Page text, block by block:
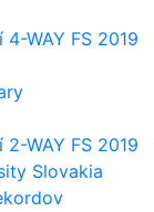
WAY FS 2019
WAY FS 2019
Slovakia